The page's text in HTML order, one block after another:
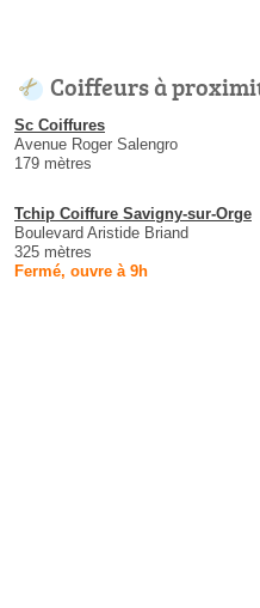
Coiffeurs à
Sc Coiffures
Avenue Roger Salengro
179 mètres
Tchip Coiffure Savigny-sur-Orge
Boulevard Aristide Briand
325 mètres
Fermé, ouvre à 9h